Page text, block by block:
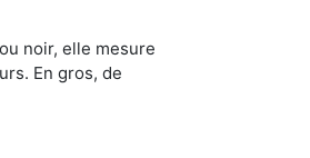
noir, elle mesure
En gros, de